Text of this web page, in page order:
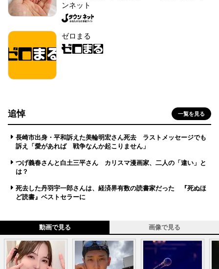
ンネット
ゼロまる
追悼 一覧を見る
長崎市出身・平和訴えた美輪明宏さん死去 ラストメッセージでも
訴え「愛があれば 戦争なんか起こりません」
つげ義春さんと白土三平さん カリスマ漫画家、二人の「違い」と
は？
死去した丹羽宇一郎さんは、経済界有数の読書家だった 『死ぬほ
ど読書』ベストセラーに
動画で見る 画像で見る